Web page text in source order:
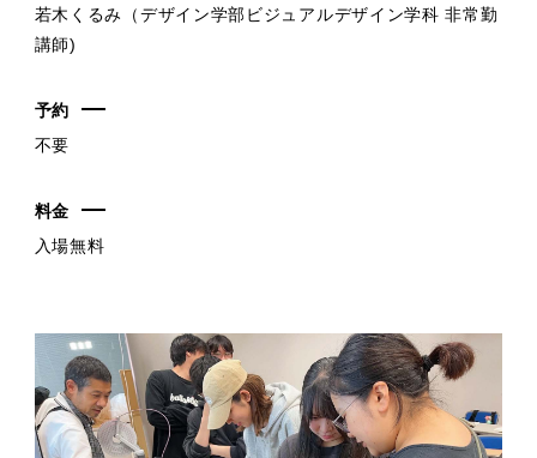
若木くるみ（デザイン学部ビジュアルデザイン学科 非常勤
講師)
予約
不要
料金
入場無料